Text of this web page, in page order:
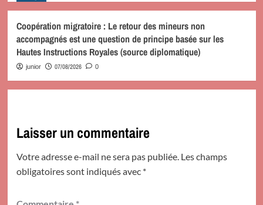
Coopération migratoire : Le retour des mineurs non
accompagnés est une question de principe basée sur les
Hautes Instructions Royales (source diplomatique)
junior 07/08/2026 0
Laisser un commentaire
Votre adresse e-mail ne sera pas publiée. Les champs
obligatoires sont indiqués avec *